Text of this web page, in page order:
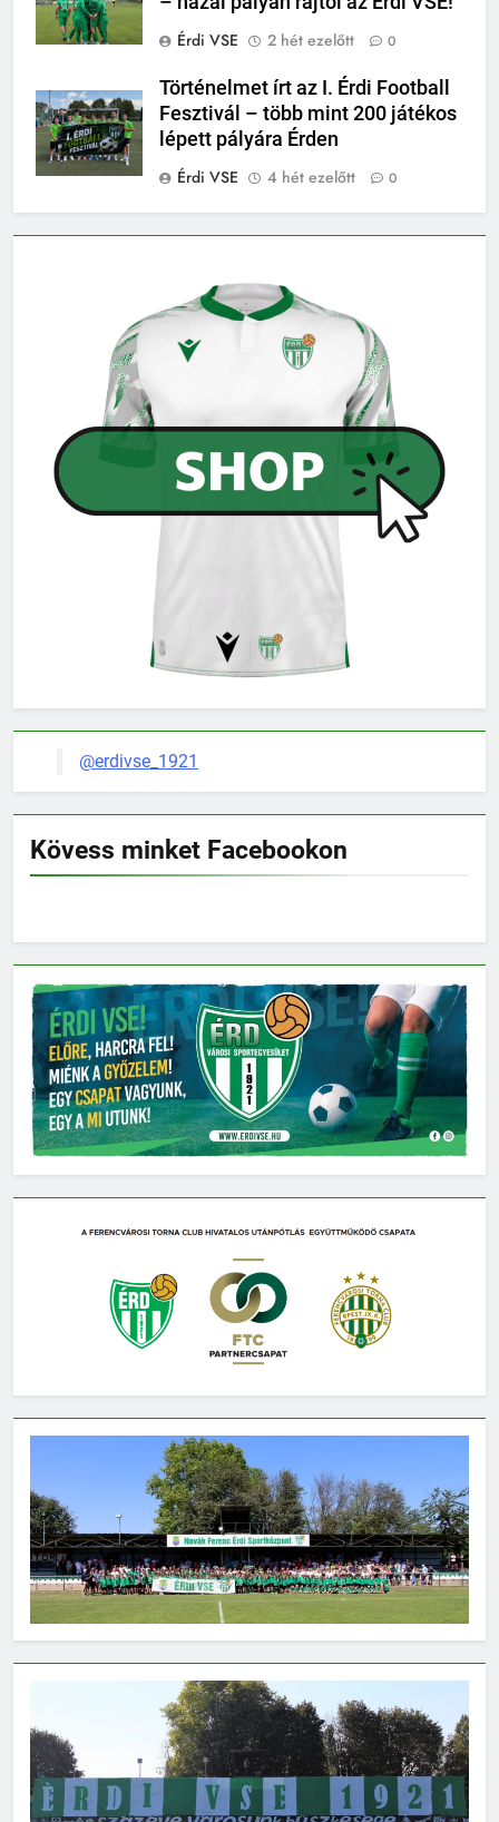
Érdi VSE
2 hét ezelőtt 0
Történelmet írt az I. Érdi Football
Fesztivál – több mint 200 játékos
lépett pályára Érden
Érdi VSE
4 hét ezelőtt 0
@erdivse_1921
Kövess minket Facebookon